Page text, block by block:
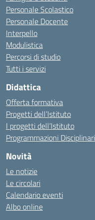
Personale Scolastico
Personale Docente
Interpello
Modulistica
Percorsi di studio
Tutti i servizi
Didattica
Offerta formativa
Progetti dell’Istituto
I progetti dell’Istituto
Programmazioni Disciplinari
Novità
Le notizie
Le circolari
Calendario eventi
Albo online